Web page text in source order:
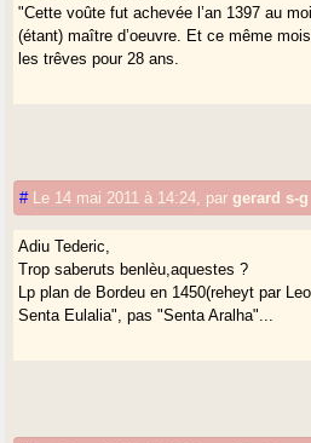
"Cette voûte fut achevée l’an 1397 au
(étant) maître d’oeuvre. Et ce même
les trêves pour 28 ans.
# Le 14 mai 2011 à 14:24 pargerard s-g
Adiu Tederic,
Trop saberuts benlèu,aquestes ?
Lp plan de Bordeu en 1450(reheyt par
Senta Eulalia", pas "Senta Aralha"...